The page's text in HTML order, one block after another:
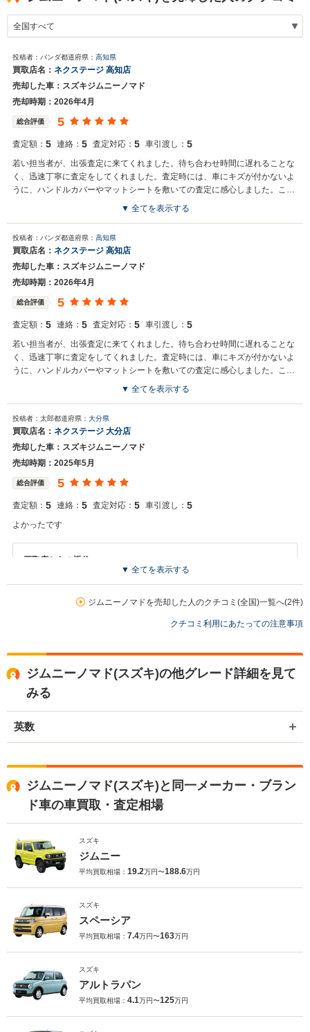
投稿者：パンダ都道府県： 高知県
買取店名： ネクステージ 高知店
売却した車：スズキジムニーノマド
売却時期：2026年4月
総合評価 5
査定額： 5 連絡： 5 査定対応： 5 車引渡し： 5
若い担当者が、出張査定に来てくれました。待ち合わせ時間に遅れることな
く、迅速丁寧に査定をしてくれました。査定時には、車にキズが付かないよ
うに、ハンドルカバーやマットシートを敷いての査定に感心しました。こち
らの質問にも丁寧に受け答えしてくれました。他の業者との競合となりまし
買取店からの返信
お世話になっております。株式会社ネクステージでございます。この
度はネクステージをご利用いただきまして誠にありがとうございまし
た。弊社スタッフの接客をお褒め頂き光栄です。今後もご満足いただ
けるよう精進してまいります。スタッフ一同、またのご利用お待ちし
▼ 全てを表示する
投稿者：パンダ都道府県： 高知県
買取店名： ネクステージ 高知店
売却した車：スズキジムニーノマド
売却時期：2026年4月
総合評価 5
査定額： 5 連絡： 5 査定対応： 5 車引渡し： 5
若い担当者が、出張査定に来てくれました。待ち合わせ時間に遅れることな
く、迅速丁寧に査定をしてくれました。査定時には、車にキズが付かないよ
うに、ハンドルカバーやマットシートを敷いての査定に感心しました。こち
らの質問にも丁寧に受け答えしてくれました。他の業者との競合となりまし
買取店からの返信
お世話になっております。株式会社ネクステージでございます。この
度はネクステージをご利用いただきまして誠にありがとうございまし
た。弊社スタッフの接客をお褒め頂き光栄です。今後もご満足いただ
けるよう精進してまいります。スタッフ一同、またのご利用お待ちし
▼ 全てを表示する
投稿者：太郎都道府県： 大分県
買取店名： ネクステージ 大分店
売却した車：スズキジムニーノマド
売却時期：2025年5月
総合評価 5
査定額： 5 連絡： 5 査定対応： 5 車引渡し： 5
よかったです
買取店からの返信
お世話になっております。 株式会社ネクステージでございます。 この
や輸入車、軽自動車などの各種専門店を展開しているため、また機会
宜しくお願い申し上げます。
▼ 全てを表示する
ジムニーノマドを売却した人のクチコミ(全国)一覧へ(2件)
クチコミ利用にあたっての注意事項
ジムニーノマド(スズキ)の他グレード詳細を見て
みる
英数
ジムニーノマド(スズキ)と同一メーカー・ブラン
ド車の車買取・査定相場
スズキ
ジムニー
平均買取相場： 19.2万円〜188.6万円
スズキ
スペーシア
平均買取相場： 7.4万円〜163万円
スズキ
アルトラパン
平均買取相場： 4.1万円〜125万円